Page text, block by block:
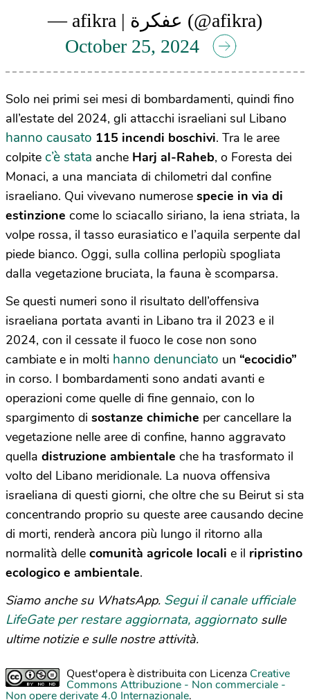
— afikra | عفكرة (@afikra)
October 25, 2024
Solo nei primi sei mesi di bombardamenti, quindi fino
all’estate del 2024, gli attacchi israeliani sul Libano
hanno causato 115 incendi boschivi. Tra le aree
colpite c’è stata anche Harj al-Raheb, o Foresta dei
Monaci, a una manciata di chilometri dal confine
israeliano. Qui vivevano numerose specie in via di
estinzione come lo sciacallo siriano, la iena striata, la
volpe rossa, il tasso eurasiatico e l’aquila serpente dal
piede bianco. Oggi, sulla collina perlopiù spogliata
dalla vegetazione bruciata, la fauna è scomparsa.
Se questi numeri sono il risultato dell’offensiva
israeliana portata avanti in Libano tra il 2023 e il
2024, con il cessate il fuoco le cose non sono
cambiate e in molti hanno denunciato un “ecocidio”
in corso. I bombardamenti sono andati avanti e
operazioni come quelle di fine gennaio, con lo
spargimento di sostanze chimiche per cancellare la
vegetazione nelle aree di confine, hanno aggravato
quella distruzione ambientale che ha trasformato il
volto del Libano meridionale. La nuova offensiva
israeliana di questi giorni, che oltre che su Beirut si sta
concentrando proprio su queste aree causando decine
di morti, renderà ancora più lungo il ritorno alla
normalità delle comunità agricole locali e il ripristino
ecologico e ambientale.
Siamo anche su WhatsApp. Segui il canale ufficiale
LifeGate per restare aggiornata, aggiornato sulle
ultime notizie e sulle nostre attività.
Quest'opera è distribuita con Licenza Creative
Commons Attribuzione - Non commerciale -
Non opere derivate 4.0 Internazionale.